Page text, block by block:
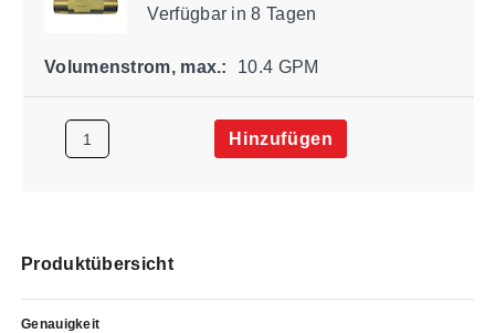
Verfügbarin 8 Tagen
Volumenstrom, max.: 10.4 GPM
Hinzufügen
Produktübersicht
Genauigkeit